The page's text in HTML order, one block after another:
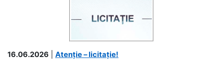
16.06.2026
Atenție – licitație!